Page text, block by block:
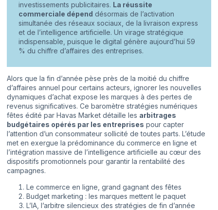
investissements publicitaires. La réussite
commerciale dépend désormais de l’activation
simultanée des réseaux sociaux, de la livraison express
et de l’intelligence artificielle. Un virage stratégique
indispensable, puisque le digital génère aujourd’hui 59
% du chiffre d’affaires des entreprises.
Alors que la fin d’année pèse près de la moitié du chiffre
d’affaires annuel pour certains acteurs, ignorer les nouvelles
dynamiques d’achat expose les marques à des pertes de
revenus significatives. Ce baromètre stratégies numériques
fêtes édité par Havas Market détaille les arbitrages
budgétaires opérés par les entreprises pour capter
l’attention d’un consommateur sollicité de toutes parts. L’étude
met en exergue la prédominance du commerce en ligne et
l’intégration massive de l’intelligence artificielle au cœur des
dispositifs promotionnels pour garantir la rentabilité des
campagnes.
Le commerce en ligne, grand gagnant des fêtes
Budget marketing : les marques mettent le paquet
L’IA, l’arbitre silencieux des stratégies de fin d’année